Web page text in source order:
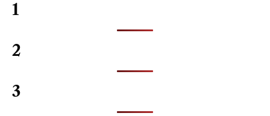
1
2
3